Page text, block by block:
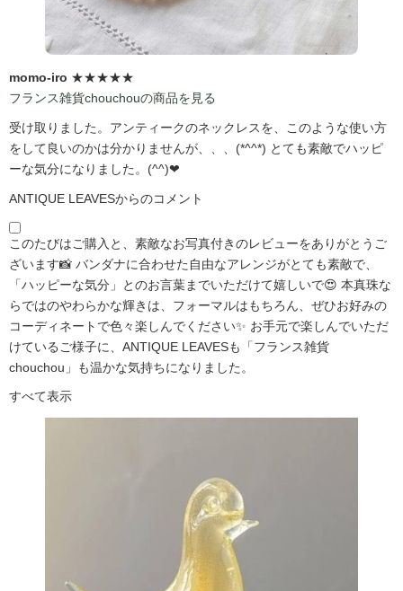
momo-iro ★★★★★
フランス雑貨chouchouの商品を見る
受け取りました。アンティークのネックレスを、このような使い方
をして良いのかは分かりませんが、、、(*^^*) とても素敵でハッピ
ーな気分になりました。(^^)❤
ANTIQUE LEAVESからのコメント
このたびはご購入と、素敵なお写真付きのレビューをありがとうご
ざいます📸 バンダナに合わせた自由なアレンジがとても素敵で、
「ハッピーな気分」とのお言葉までいただけて嬉しいで😍 本真珠な
らではのやわらかな輝きは、フォーマルはもちろん、ぜひお好みの
コーディネートで色々楽しんでください✨ お手元で楽しんでいただ
けているご様子に、ANTIQUE LEAVESも「フランス雑貨
chouchou」も温かな気持ちになりました。
すべて表示